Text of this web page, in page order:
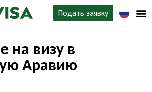
Подать заявку
на визу в
Аравию